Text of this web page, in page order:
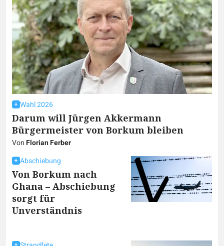
Wahl 2026
Darum will Jürgen Akkermann
Bürgermeister von Borkum bleiben
VonFlorian Ferber
Abschiebung
Von Borkum nach
Ghana – Abschiebung
sorgt für
Unverständnis